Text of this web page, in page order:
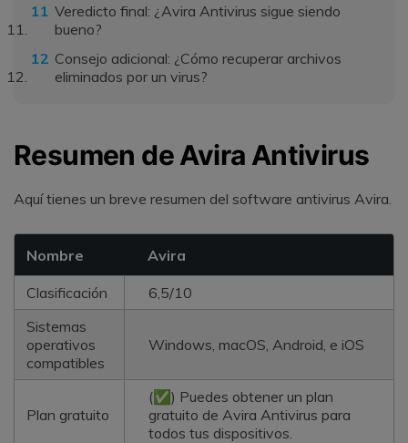
Veredicto final: ¿Avira Antivirus sigue siendo
bueno?
Consejo adicional: ¿Cómo recuperar archivos
eliminados por un virus?
Resumen de Avira Antivirus
Aquí tienes un breve resumen del software antivirus Avira.
Nombre Avira
Clasificación
6,5/10
Sistemas
operativos
compatibles
Windows, macOS, Android, e iOS
Plan gratuito
(✅) Puedes obtener un plan
gratuito de Avira Antivirus para
todos tus dispositivos.